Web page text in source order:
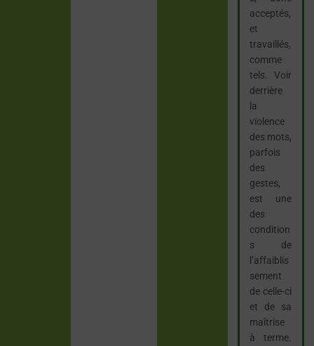
acceptés,
et
travaillés,
comme
tels. Voir
derrière
la
violence
des mots,
parfois
des
gestes,
est une
des
condition
s de
l’affaiblis
sement
de celle-ci
et de sa
maîtrise
à terme.